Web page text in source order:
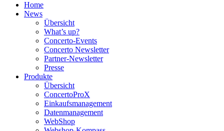
Home
News
Übersicht
What’s up?
Concerto-Events
Concerto Newsletter
Partner-Newsletter
Presse
Produkte
Übersicht
ConcertoProX
Einkaufsmanagement
Datenmanagement
WebShop